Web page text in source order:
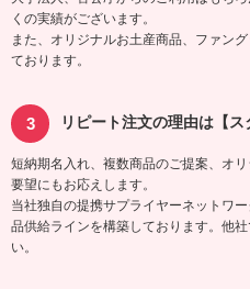
くの実績がございます。
また、オリジナルお土産商品、ファン
ております。
リピート注文の理由は【ス
短納期名入れ、複数商品のご提案、オ
要望にもお応えします。
当社独自の提携サプライヤーネットワ
品供給ラインを構築しております。他
い。